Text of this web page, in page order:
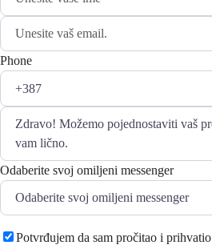
Phone
Odaberite svoj omiljeni messenger
Potvrđujem da sam pročitao i prihvatio